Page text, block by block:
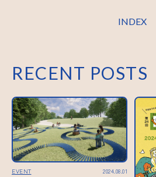
INDEX
RECENT POSTS
EVENT 2024.08.01